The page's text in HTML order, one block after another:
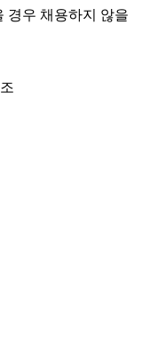
경우 채용하지 않을